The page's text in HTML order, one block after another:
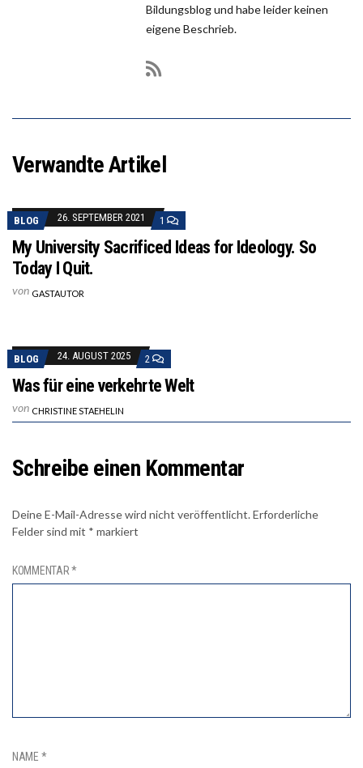
Bildungsblog und habe leider keinen
eigene Beschrieb.
Verwandte Artikel
BLOG 26. SEPTEMBER 2021 1
My University Sacrificed Ideas for Ideology. So
Today I Quit.
von GASTAUTOR
BLOG 24. AUGUST 2025 2
Was für eine verkehrte Welt
von CHRISTINE STAEHELIN
Schreibe einen Kommentar
Deine E-Mail-Adresse wird nicht veröffentlicht.Erforderliche
Felder sind mit * markiert
KOMMENTAR*
NAME *